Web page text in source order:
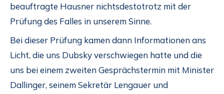
beauftragte Hausner nichtsdestotrotz mit der
Prüfung des Falles in unserem Sinne.
Bei dieser Prüfung kamen dann Informationen ans
Licht, die uns Dubsky verschwiegen hatte und die
uns bei einem zweiten Gesprächstermin mit Minister
Dallinger, seinem Sekretär Lengauer und